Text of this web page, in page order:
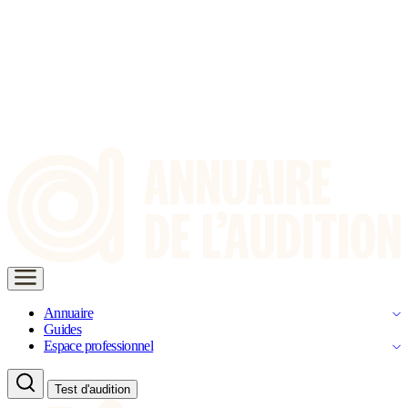
Annuaire
Guides
Espace professionnel
Test d'audition